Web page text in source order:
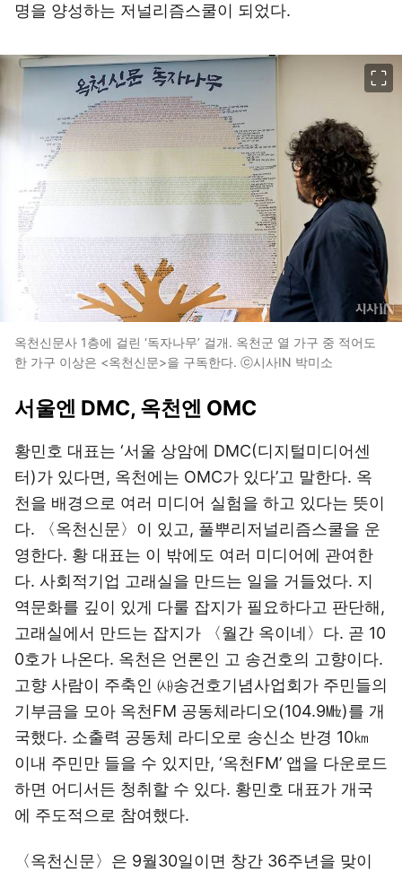
명을 양성하는 저널리즘스쿨이 되었다.
옥천신문사 1층에 걸린 ‘독자나무’ 걸개. 옥천군 열 가구 중 적어도
한 가구 이상은 <옥천신문>을 구독한다. ⓒ시사IN 박미소
서울엔 DMC, 옥천엔 OMC
황민호 대표는 ‘서울 상암에 DMC(디지털미디어센
터)가 있다면, 옥천에는 OMC가 있다’고 말한다. 옥
천을 배경으로 여러 미디어 실험을 하고 있다는 뜻이
다. 〈옥천신문〉이 있고, 풀뿌리저널리즘스쿨을 운
영한다. 황 대표는 이 밖에도 여러 미디어에 관여한
다. 사회적기업 고래실을 만드는 일을 거들었다. 지
역문화를 깊이 있게 다룰 잡지가 필요하다고 판단해,
고래실에서 만드는 잡지가 〈월간 옥이네〉다. 곧 10
0호가 나온다. 옥천은 언론인 고 송건호의 고향이다.
고향 사람이 주축인 ㈔송건호기념사업회가 주민들의
기부금을 모아 옥천FM 공동체라디오(104.9㎒)를 개
국했다. 소출력 공동체 라디오로 송신소 반경 10㎞
이내 주민만 들을 수 있지만, ‘옥천FM’ 앱을 다운로드
하면 어디서든 청취할 수 있다. 황민호 대표가 개국
에 주도적으로 참여했다.
〈옥천신문〉은 9월30일이면 창간 36주년을 맞이